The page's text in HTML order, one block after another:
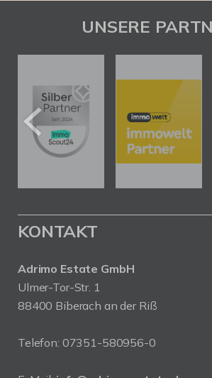
UNSERE
KONTAKT
Adrimo Estate GmbH
Ulmer-Tor-Str. 1
88400 Biberach an der Riß
Telefon: 07351-580956-0